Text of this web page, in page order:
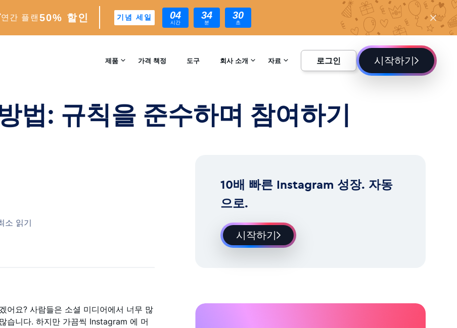
50% 할인
연간 플랜 기념 세일 04
시간
34
분
28
초
제품
자동 AI 기반 성장 엔진
가격 책정 도구 회사 소개
리뷰
자료
블로그
로그인 시작하기
플레이하기
법: 규칙을 준수하며 참여하기
소 읽기
10배 빠른 Instagram 성장. 자동
으로.
시작하기
어요? 사람들은 소셜 미디어에서 너무 많
습니다. 하지만 가끔씩 Instagram 에 머